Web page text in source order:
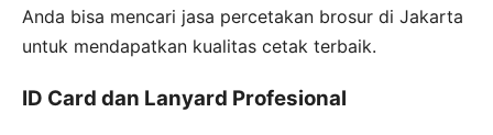
Anda bisa mencari jasa percetakan brosur di Jakarta
untuk mendapatkan kualitas cetak terbaik.
ID Card dan Lanyard Profesional